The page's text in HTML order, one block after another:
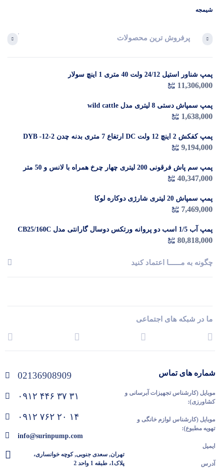
شیمجه
پرفروش ترین محصولات
پمپ شناور استیل 24/12 ولت 40 متری 1 اینچ سولار
11,306,000
پمپ سمپاش دستی 8 لیتری مدل wild cattle
1,638,000
پمپ کفکش 2 اینچ 12 ولت DC ارتفاع 7 متری بدنه چدن DYB -12-2
9,194,000
پمپ سم پاش فرقونی 200 لیتری چهار چرخ همراه با لانس و 50 متر
شیلنگ
40,347,000
پمپ سمپاش 20 لیتری شارژی دوکاره لوکا
7,469,000
پمپ آب 1/5 اسب دو پروانه ورتکس دوسال گارانتی مدل CB25/160C
80,818,000
چگونه به مــــــا اعتماد کنید
ما در شبکه های اجتماعی
شماره های تماس
موبایل (کارشناس تجهیزات آبرسانی و
کشاورزی):
موبایل (کارشناس لوازم خانگی و
تهویه مطبوع):
ایمیل
آدرس
02136908909
۰۹۱۲ ۴۴۶ ۳۷ ۳۱
۰۹۱۲ ۷۶۲ ۲۰ ۱۴
info@surinpump.com
تهران, سعدی جنوبی, کوچه خوانساری،
پلاک1، طبقه 1 واحد 2